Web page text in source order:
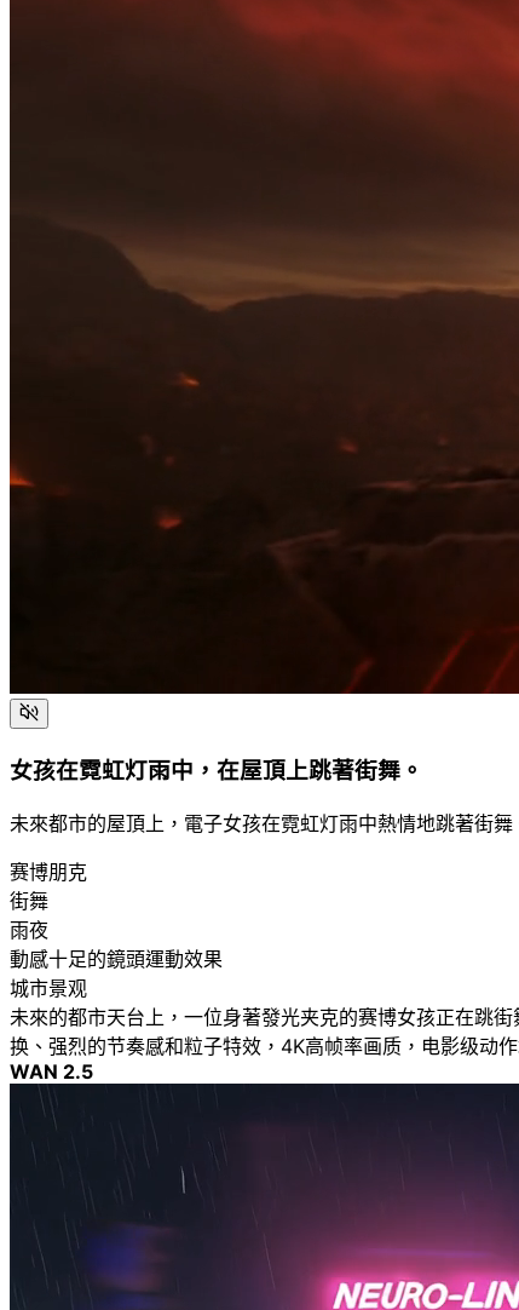
女孩在霓虹灯雨中，在屋頂上跳著街舞。
未來都市的屋頂上，電子女孩在霓虹灯雨中熱情地跳著街
赛博朋克
街舞
雨夜
動感十足的鏡頭運動效果
城市景观
未來的都市天台上，一位身著發光夹克的赛博女孩正在跳
换、强烈的节奏感和粒子特效，4K高帧率画质，电影级动
WAN 2.5